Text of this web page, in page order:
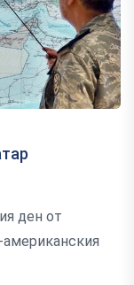
ден от
американския